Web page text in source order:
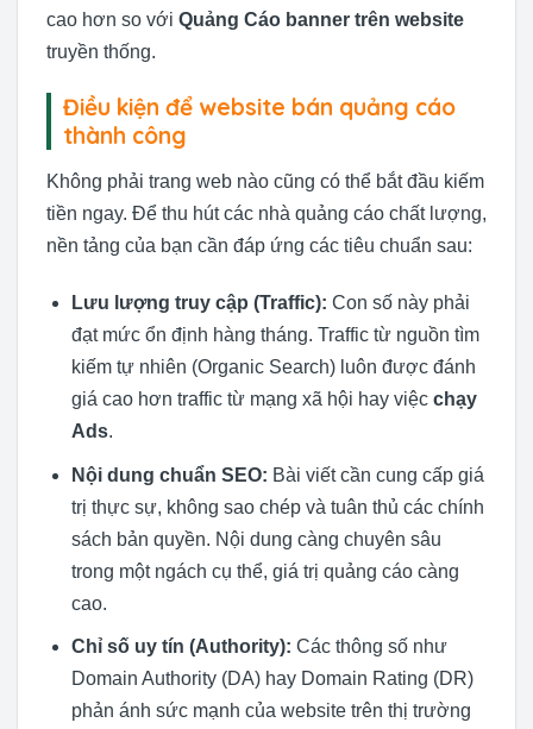
cao hơn so với Quảng Cáo banner trên website
truyền thống.
Điều kiện để website bán quảng cáo
thành công
Không phải trang web nào cũng có thể bắt đầu kiếm
tiền ngay. Để thu hút các nhà quảng cáo chất lượng,
nền tảng của bạn cần đáp ứng các tiêu chuẩn sau:
Lưu lượng truy cập (Traffic): Con số này phải
đạt mức ổn định hàng tháng. Traffic từ nguồn tìm
kiếm tự nhiên (Organic Search) luôn được đánh
giá cao hơn traffic từ mạng xã hội hay việc chạy
Ads.
Nội dung chuẩn SEO: Bài viết cần cung cấp giá
trị thực sự, không sao chép và tuân thủ các chính
sách bản quyền. Nội dung càng chuyên sâu
trong một ngách cụ thể, giá trị quảng cáo càng
cao.
Chỉ số uy tín (Authority): Các thông số như
Domain Authority (DA) hay Domain Rating (DR)
phản ánh sức mạnh của website trên thị trường